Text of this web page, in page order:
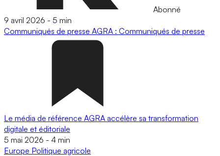
Abonné
9 avril 2026 - 5 min
Communiqués de presse AGRA : Communiqués de presse
Le média de référence AGRA accélère sa transformation
digitale et éditoriale
5 mai 2026 - 4 min
Europe Politique agricole